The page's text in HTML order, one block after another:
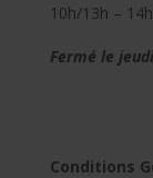
10h/13h –
Fermé le
Conditions